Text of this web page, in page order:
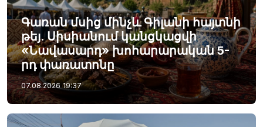
Գառան մսից մինչև Գիլանի հայտնի
թեյ. Սիսիանում կանցկացվի
«Նավասարդ» խոհարարական 5-
րդ փառատոնը
07.08.2026 19:37